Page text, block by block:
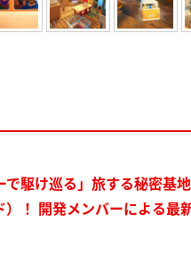
で駆け巡る」旅する秘密基
！ 開発メンバーによる最